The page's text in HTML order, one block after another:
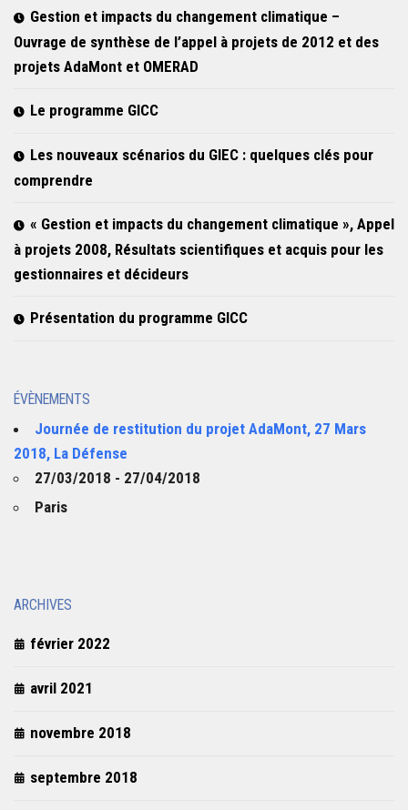
Gestion et impacts du changement climatique –
Ouvrage de synthèse de l’appel à projets de 2012 et des
projets AdaMont et OMERAD
Le programme GICC
Les nouveaux scénarios du GIEC : quelques clés pour
comprendre
« Gestion et impacts du changement climatique », Appel
à projets 2008, Résultats scientifiques et acquis pour les
gestionnaires et décideurs
Présentation du programme GICC
ÉVÈNEMENTS
Journée de restitution du projet AdaMont, 27 Mars
2018, La Défense
27/03/2018 - 27/04/2018
Paris
ARCHIVES
février 2022
avril 2021
novembre 2018
septembre 2018